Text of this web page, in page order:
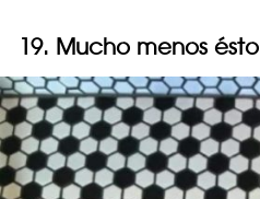
19. Mucho menos ésto